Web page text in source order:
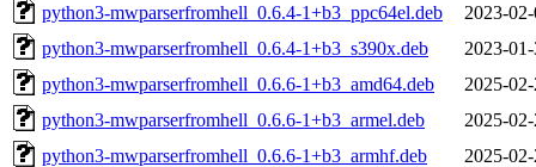
python3-mwparserfromhell_0.6.4-1+b3_ppc64el.deb
2023-
python3-mwparserfromhell_0.6.4-1+b3_s390x.deb
2023-
python3-mwparserfromhell_0.6.6-1+b3_amd64.deb
2025-
python3-mwparserfromhell_0.6.6-1+b3_armel.deb
2025-
python3-mwparserfromhell_0.6.6-1+b3_armhf.deb
2025-